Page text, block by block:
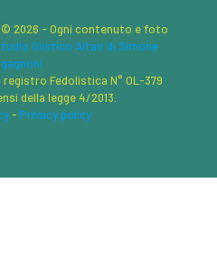
2026 - Ogni contenuto e foto
Olistico Altair di Simone
Fedolistica N° OL-379
della legge 4/2013.
- Privacy policy